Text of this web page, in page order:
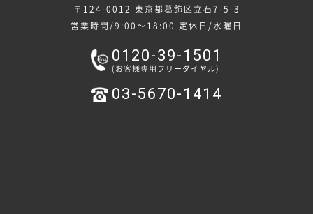
〒124-0012 東京都葛飾区立石7-5-3
営業時間/9:00～18:00 定休日/水曜日
0120-39-1501
(お客様専用フリーダイヤル)
03-5670-1414